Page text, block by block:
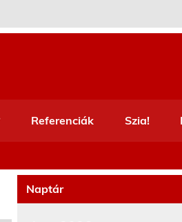
Referenciák Szia!
Naptár